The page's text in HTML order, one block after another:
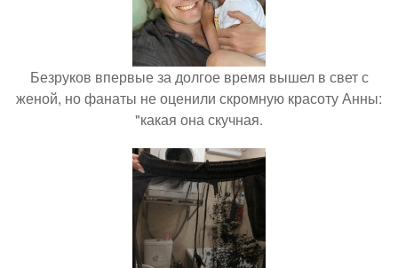
Безруков впервые за долгое время вышел в свет с
женой, но фанаты не оценили скромную красоту Анны:
"какая она скучная.